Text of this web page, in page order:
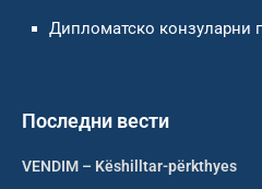
Дипломатско конзуларни
Последни вести
VENDIM – Këshilltar-përkthyes